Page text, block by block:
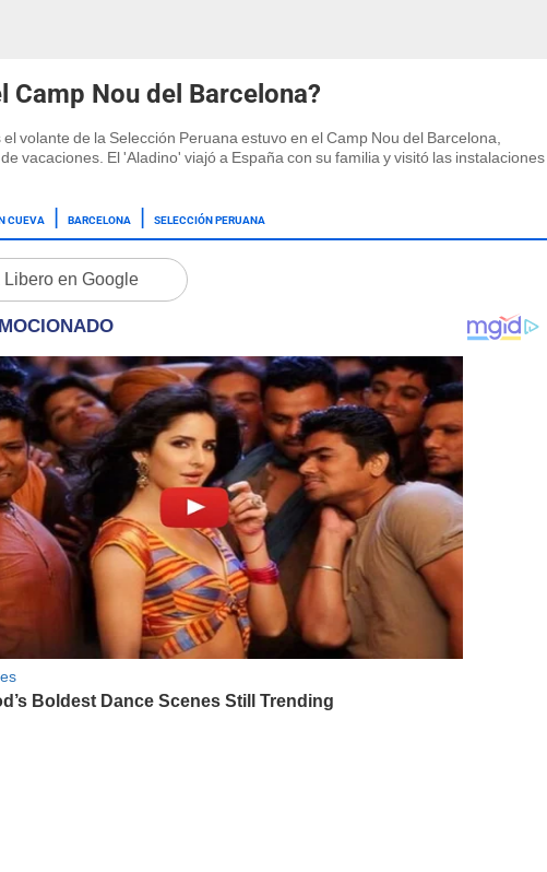
Camp Nou del Barcelona?
volante de la Selección Peruana estuvo en el Camp Nou del Barcelona,
vacaciones. El 'Aladino' viajó a España con su familia y visitó las instalaciones
CUEVA BARCELONA SELECCIÓN PERUANA
Libero en Google